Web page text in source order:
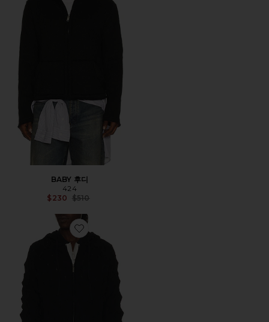
BABY 후디
424
$230 Previous price:
$510
Favorite 후디